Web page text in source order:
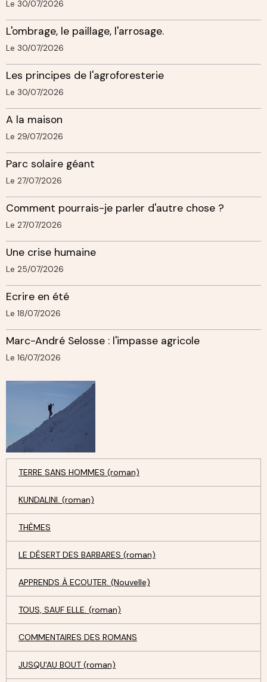
Le 30/07/2026
L'ombrage, le paillage, l'arrosage.
Le 30/07/2026
Les principes de l'agroforesterie
Le 30/07/2026
A la maison
Le 29/07/2026
Parc solaire géant
Le 27/07/2026
Comment pourrais-je parler d'autre chose ?
Le 27/07/2026
Une crise humaine
Le 25/07/2026
Ecrire en été
Le 18/07/2026
Marc-André Selosse : l'impasse agricole
Le 16/07/2026
TERRE SANS HOMMES (roman)
KUNDALINI. (roman)
THÈMES
LE DÉSERT DES BARBARES (roman)
APPRENDS À ECOUTER. (Nouvelle)
TOUS, SAUF ELLE. (roman)
COMMENTAIRES DES ROMANS
JUSQU'AU BOUT (roman)